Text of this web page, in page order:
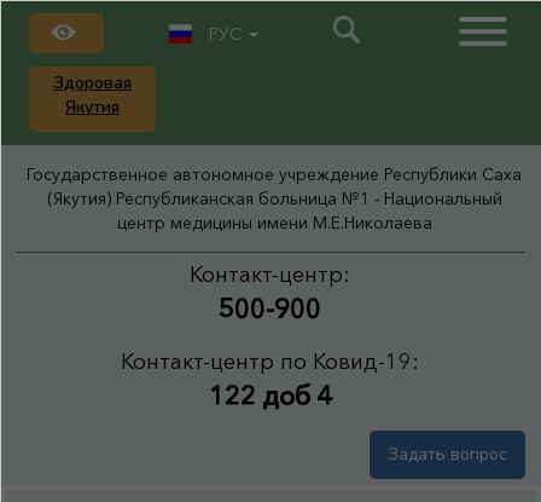
Здоровая
Якутия
РУС
Государственное автономное учреждение Республики Саха
(Якутия) Республиканская больница №1 - Национальный
центр медицины имени М.Е.Николаева
Контакт-центр:
500-900
Контакт-центр по Ковид-19:
122 доб 4
Задать вопрос